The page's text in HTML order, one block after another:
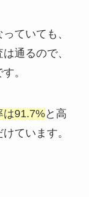
ていても、
通るので、
。
は91.7%と高
ています。